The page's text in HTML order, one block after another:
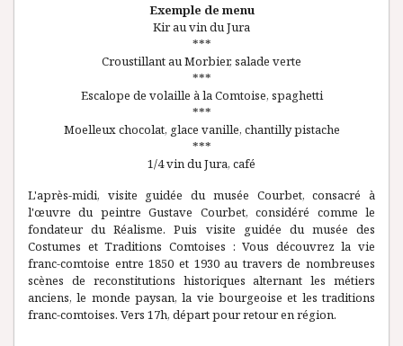
Exemple de menu
Kir au vin du Jura
***
Croustillant au Morbier, salade verte
***
Escalope de volaille à la Comtoise, spaghetti
***
Moelleux chocolat, glace vanille, chantilly pistache
***
1/4 vin du Jura, café
L'après-midi, visite guidée du musée Courbet, consacré à
l'œuvre du peintre Gustave Courbet, considéré comme le
fondateur du Réalisme. Puis visite guidée du musée des
Costumes et Traditions Comtoises : Vous découvrez la vie
franc-comtoise entre 1850 et 1930 au travers de nombreuses
scènes de reconstitutions historiques alternant les métiers
anciens, le monde paysan, la vie bourgeoise et les traditions
franc-comtoises. Vers 17h, départ pour retour en région.